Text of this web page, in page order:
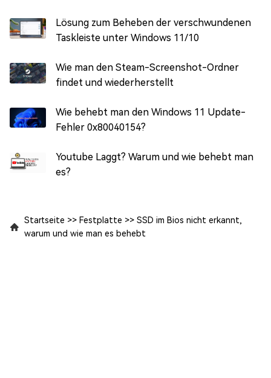
Lösung zum Beheben der verschwundenen
Taskleiste unter Windows 11/10
Wie man den Steam-Screenshot-Ordner
findet und wiederherstellt
Wie behebt man den Windows 11 Update-
Fehler 0x80040154?
Youtube Laggt? Warum und wie behebt man
es?
Startseite >> Festplatte >> SSD im Bios nicht erkannt,
warum und wie man es behebt